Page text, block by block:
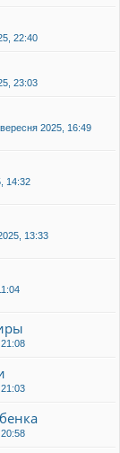
22:40
23:03
2025, 16:49
14:32
13:33